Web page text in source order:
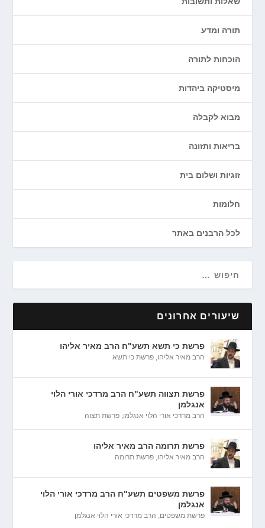
תורה ומדע
הוכחות לתורה
מיסטיקה ביהדות
מבוא לקבלה
בריאות ותזונה
זוגיות ושלום בית
חלומות
לכל הרבנים באתר
שיעורים אחרונים
פרשת כי תשא תשע"ח הרב מאיר אליהו
הרב מאיר אליהו,פרשת כי תשא
פרשת תצווה תשע"ח הרב מרדכי אורי הלוי
אנגלמן
הרב מרדכי אורי הלוי אנגלמן,פרשת תצוה
פרשת תרומה הרב מאיר אליהו
הרב מאיר אליהו,פרשת תרומה
פרשת משפטים תשע"ח הרב מרדכי אורי הלוי
אנגלמן
פרשת משפטים, הרב מרדכי אורי הלוי אנגלמן